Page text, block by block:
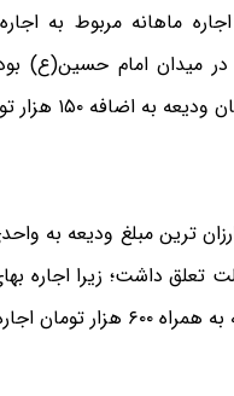
ماهانه مربوط به
متری در میدان امام حسین(ع)
واحد ۲۰ میلیون
اجاره ماهانه بود.